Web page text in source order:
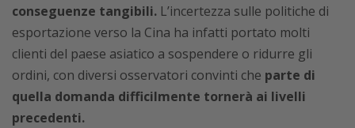
conseguenze tangibili. L’incertezza sulle politiche di
esportazione verso la Cina ha infatti portato molti
clienti del paese asiatico a sospendere o ridurre gli
ordini, con diversi osservatori convinti che parte di
quella domanda difficilmente tornerà ai livelli
precedenti.